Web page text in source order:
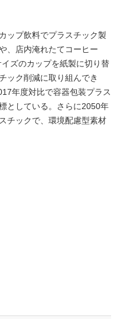
ップ飲料でプラスチック製
、店内淹れたてコーヒー
ズのカップを紙製に切り替
ック削減に取り組んでき
年度対比で容器包装プラス
としている。さらに2050年
チックで、環境配慮型素材